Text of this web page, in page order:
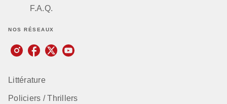
F.A.Q.
NOS RÉSEAUX
Littérature
Policiers / Thrillers